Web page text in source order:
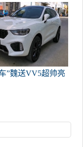
”魏送VV5超帅亮